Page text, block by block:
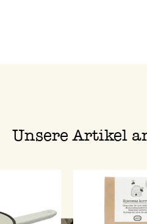
Unsere Artikel